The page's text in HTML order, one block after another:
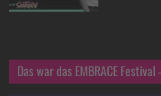
Das war das EMBRACE